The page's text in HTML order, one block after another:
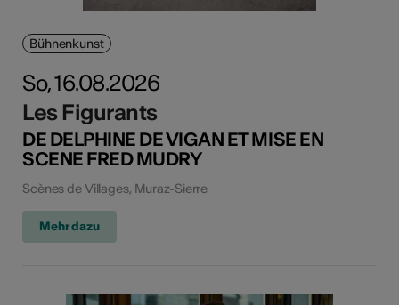
Bühnenkunst
So, 16.08.2026
Les Figurants
DE DELPHINE DE VIGAN ET MISE EN
SCENE FRED MUDRY
Scènes de Villages, Muraz-Sierre
Mehr dazu